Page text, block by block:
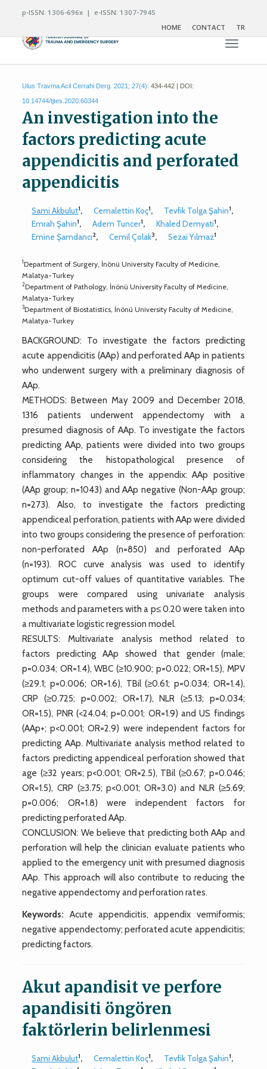
p-ISSN: 1306-696x | e-ISSN: 1307-7945
HOME
CONTACT TR
Toggle
Ulus Travma Acil Cerrahi Derg. 2021; 27(4): 434-442 | DOI:
10.14744/tjtes.2020.60344
An investigation into the
factors predicting acute
appendicitis and perforated
appendicitis
Sami Akbulut1, Cemalettin Koç1, Tevfik Tolga Şahin1,
Emrah Şahin1, Adem Tuncer1, Khaled Demyati1,
Emine Şamdancı2, Cemil Çolak3, Sezai Yılmaz1
1Department of Surgery, İnönü University Faculty of Medicine,
Malatya-Turkey
2Department of Pathology, İnönü University Faculty of Medicine,
Malatya-Turkey
3Department of Biostatistics, İnönü University Faculty of Medicine,
Malatya-Turkey
BACKGROUND: To investigate the factors predicting
acute appendicitis (AAp) and perforated AAp in patients
who underwent surgery with a preliminary diagnosis of
AAp.
METHODS: Between May 2009 and December 2018,
1316 patients underwent appendectomy with a
presumed diagnosis of AAp. To investigate the factors
predicting AAp, patients were divided into two groups
considering the histopathological presence of
inflammatory changes in the appendix: AAp positive
(AAp group; n=1043) and AAp negative (Non-AAp group;
n=273). Also, to investigate the factors predicting
appendiceal perforation, patients with AAp were divided
into two groups considering the presence of perforation:
non-perforated AAp (n=850) and perforated AAp
(n=193). ROC curve analysis was used to identify
optimum cut-off values of quantitative variables. The
groups were compared using univariate analysis
methods and parameters with a p≤ 0.20 were taken into
a multivariate logistic regression model.
RESULTS: Multivariate analysis method related to
factors predicting AAp showed that gender (male;
p=0.034; OR=1.4), WBC (≥10.900; p=0.022; OR=1.5), MPV
(≥29.1; p=0.006; OR=1.6), TBil (≥0.61; p=0.034; OR=1.4),
CRP (≥0.725; p=0.002; OR=1.7), NLR (≥5.13; p=0.034;
OR=1.5), PNR (<24.04; p=0.001; OR=1.9) and US findings
(AAp+; p<0.001; OR=2.9) were independent factors for
predicting AAp. Multivariate analysis method related to
factors predicting appendiceal perforation showed that
age (≥32 years; p<0.001; OR=2.5), TBil (≥0.67; p=0.046;
OR=1.5), CRP (≥3.75; p<0.001; OR=3.0) and NLR (≥5.69;
p=0.006; OR=1.8) were independent factors for
predicting perforated AAp.
CONCLUSION: We believe that predicting both AAp and
perforation will help the clinician evaluate patients who
applied to the emergency unit with presumed diagnosis
AAp. This approach will also contribute to reducing the
negative appendectomy and perforation rates.
Keywords: Acute appendicitis, appendix vermiformis;
negative appendectomy; perforated acute appendicitis;
predicting factors.
Akut apandisit ve perfore
apandisiti öngören
faktörlerin belirlenmesi
Sami Akbulut1, Cemalettin Koç1, Tevfik Tolga Şahin1,